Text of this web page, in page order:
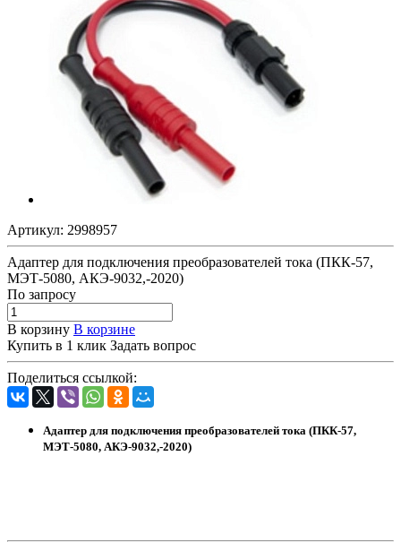
Артикул: 2998957
Адаптер для подключения преобразователей тока (ПКК-57,
МЭТ-5080, АКЭ-9032,-2020)
По запросу
В корзину В корзине
Купить в 1 клик Задать вопрос
Поделиться ссылкой:
Адаптер для подключения преобразователей тока (ПКК-57,
МЭТ-5080, АКЭ-9032,-2020)